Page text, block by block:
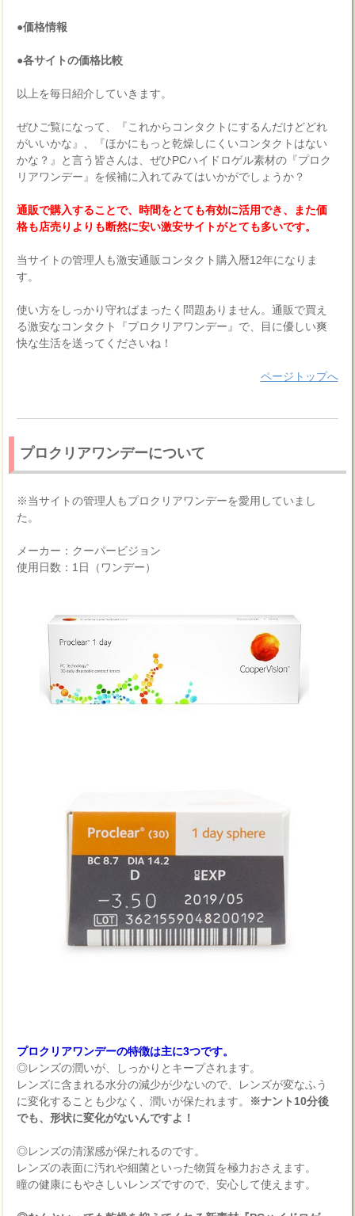
●価格情報
●各サイトの価格比較
以上を毎日紹介していきます。
ぜひご覧になって、『これからコンタクトにするんだけどどれ
がいいかな』、『ほかにもっと乾燥しにくいコンタクトはない
かな？』と言う皆さんは、ぜひPCハイドロゲル素材の『プロク
リアワンデー』を候補に入れてみてはいかがでしょうか？
通販で購入することで、時間をとても有効に活用でき、また価
格も店売りよりも断然に安い激安サイトがとても多いです。
当サイトの管理人も激安通販コンタクト購入暦12年になりま
す。
使い方をしっかり守ればまったく問題ありません。通販で買え
る激安なコンタクト『プロクリアワンデー』で、目に優しい爽
快な生活を送ってくださいね！
ページトップへ
プロクリアワンデーについて
※当サイトの管理人もプロクリアワンデーを愛用していまし
た。
メーカー：クーパービジョン
使用日数：1日（ワンデー）
プロクリアワンデーの特徴は主に3つです。
◎レンズの潤いが、しっかりとキープされます。
レンズに含まれる水分の減少が少ないので、レンズが変なふう
に変化することも少なく、潤いが保たれます。 ※ナント10分後
でも、形状に変化がないんですよ！
◎レンズの清潔感が保たれるのです。
レンズの表面に汚れや細菌といった物質を極力おさえます。
瞳の健康にもやさしいレンズですので、安心して使えます。